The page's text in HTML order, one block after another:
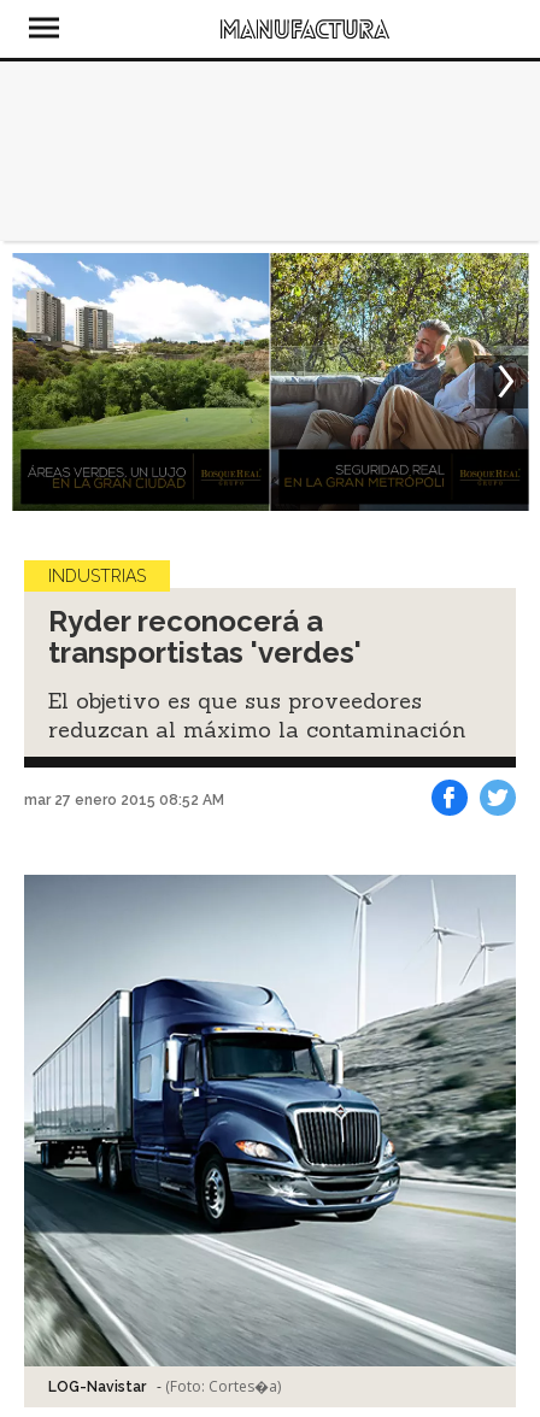
INDUSTRIAS
Ryder reconocerá a
transportistas 'verdes'
El objetivo es que sus proveedores
reduzcan al máximo la contaminación
mar 27 enero 2015 08:52 AM
LOG-Navistar - (Foto: Cortes�a)